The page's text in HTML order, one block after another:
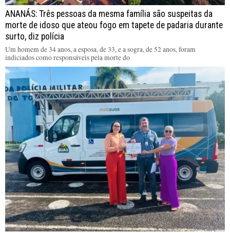
ANANÁS: Três pessoas da mesma família são suspeitas da
morte de idoso que ateou fogo em tapete de padaria durante
surto, diz polícia
Um homem de 34 anos, a esposa, de 33, e a sogra, de 52 anos, foram
indiciados como responsáveis pela morte do